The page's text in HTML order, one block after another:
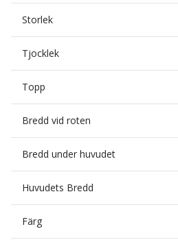
Storlek
Tjocklek
Topp
Bredd vid roten
Bredd under huvudet
Huvudets Bredd
Färg